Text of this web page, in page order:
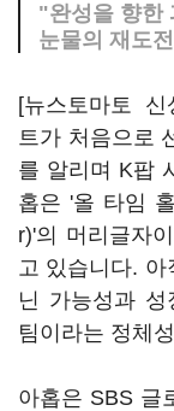
"완성을 향한
눈물의 재도
[뉴스토마토
트가 처음으로
를 알리며 K팝
홉은 '올 타임
r)'의 머리글자
고 있습니다. 아
닌 가능성과 성
팀이라는 정체
아홉은 SBS 글